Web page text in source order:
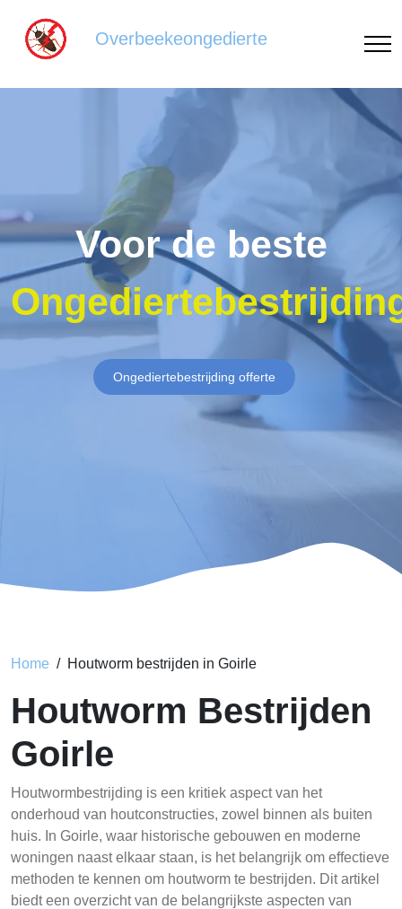
Overbeekeongedierte
Voor de beste
Ongediertebestrijding offerte
Home Houtworm bestrijden in Goirle
Houtworm Bestrijden
Goirle
Houtwormbestrijding is een kritiek aspect van het
onderhoud van houtconstructies, zowel binnen als buiten
huis. In Goirle, waar historische gebouwen en moderne
woningen naast elkaar staan, is het belangrijk om effectieve
methoden te kennen om houtworm te bestrijden. Dit artikel
biedt een overzicht van de belangrijkste aspecten van